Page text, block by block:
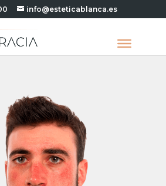
info@esteticablanca.es